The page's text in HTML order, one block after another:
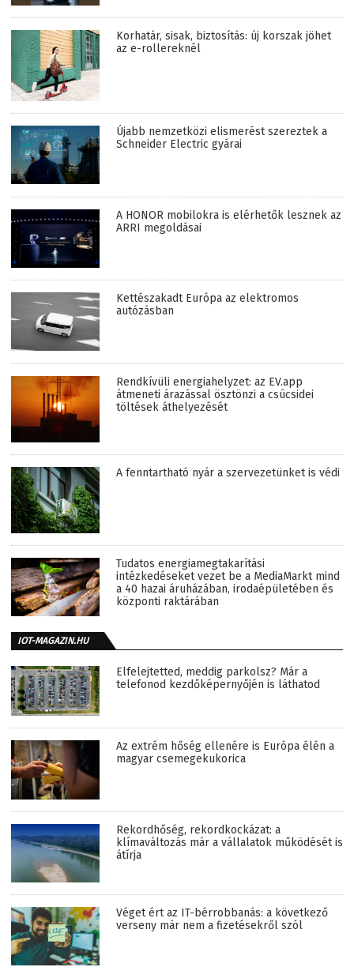
Korhatár, sisak, biztosítás: új korszak jöhet
az e-rollereknél
Újabb nemzetközi elismerést szereztek a
Schneider Electric gyárai
A HONOR mobilokra is elérhetők lesznek az
ARRI megoldásai
Kettészakadt Európa az elektromos
autózásban
Rendkívüli energiahelyzet: az EV.app
átmeneti árazással ösztönzi a csúcsidei
töltések áthelyezését
A fenntartható nyár a szervezetünket is védi
Tudatos energiamegtakarítási
intézkedéseket vezet be a MediaMarkt mind
a 40 hazai áruházában, irodaépületében és
központi raktárában
IOT-MAGAZIN.HU
Elfelejtetted, meddig parkolsz? Már a
telefonod kezdőképernyőjén is láthatod
Az extrém hőség ellenére is Európa élén a
magyar csemegekukorica
Rekordhőség, rekordkockázat: a
klímaváltozás már a vállalatok működését is
átírja
Véget ért az IT-bérrobbanás: a következő
verseny már nem a fizetésekről szól